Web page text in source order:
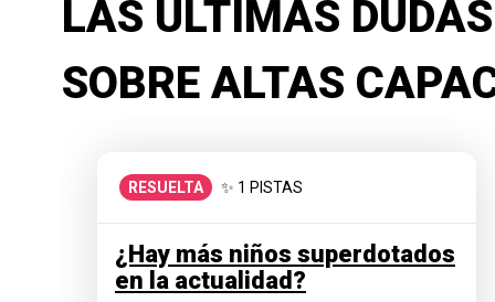
LAS ÚLTIMAS DUDAS
SOBRE ALTAS
RESUELTA ✨ 1 PISTAS
¿Hay más niños superdotados
en la actualidad?